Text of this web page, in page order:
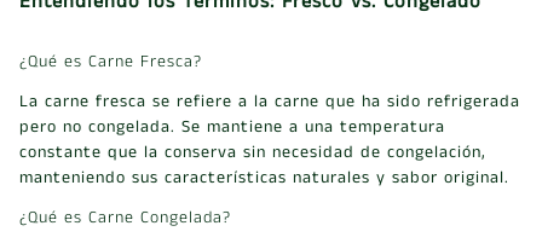
¿Qué es Carne Fresca?
La carne fresca se refiere a la carne que ha sido refrigerada
pero no congelada. Se mantiene a una temperatura
constante que la conserva sin necesidad de congelación,
manteniendo sus características naturales y sabor original.
¿Qué es Carne Congelada?